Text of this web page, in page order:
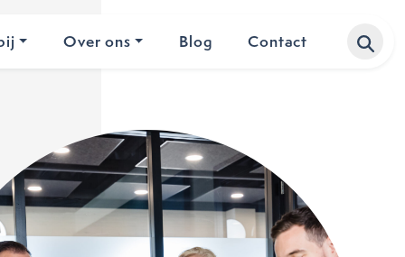
Over ons Blog Contact